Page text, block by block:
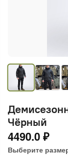
Чёрный
4490.0 ₽
Выберите